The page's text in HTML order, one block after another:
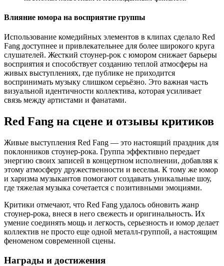
Влияние юмора на восприятие группы
Использование комедийных элементов в клипах сделало Red
Fang доступнее и привлекательнее для более широкого круга
слушателей. Жесткий стоунер-рок с юмором снижает барьеры
восприятия и способствует созданию теплой атмосферы на
живых выступлениях, где публике не приходится
воспринимать музыку слишком серьёзно. Это важная часть
визуальной идентичности коллектива, которая усиливает
связь между артистами и фанатами.
Red Fang на сцене и отзывы критиков
Живые выступления Red Fang — это настоящий праздник для
поклонников стоунер-рока. Группа эффективно передает
энергию своих записей в концертном исполнении, добавляя к
этому атмосферу дружественности и веселья. К тому же юмор
и харизма музыкантов помогают создавать уникальные шоу,
где тяжелая музыка сочетается с позитивными эмоциями.
Критики отмечают, что Red Fang удалось обновить жанр
стоунер-рока, внеся в него свежесть и оригинальность. Их
умение соединять мощь и легкость, серьезность и юмор делает
коллектив не просто еще одной металл-группой, а настоящим
феноменом современной сцены.
Награды и достижения